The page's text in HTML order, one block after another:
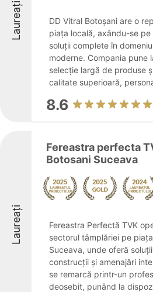
Laureați
DD Vitral Botoșani are o
piața locală, axându-se
soluții complete în
moderne. Compania pune
selecție largă de produse
calitate superioară,
8.6
Laureați
Fereastra perfecta
Botosani Suceava
Fereastra Perfectă TVK
sectorul tâmplăriei pe
Suceava, unde oferă
construcții și amenajări
se remarcă printr-un
deosebit, punând la